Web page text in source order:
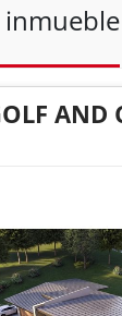
inmueble
AND